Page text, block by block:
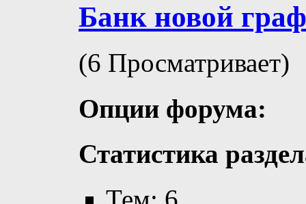
Банк новой
(6 Просматривает)
Опции форума:
Статистика